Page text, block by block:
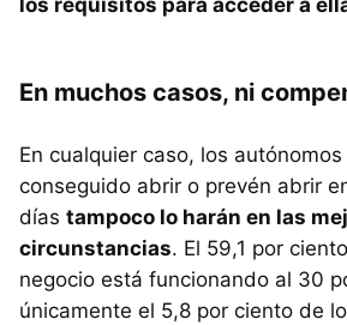
los requisitos para acceder a
En muchos casos, ni
En cualquier caso, los
conseguido abrir o prevén abrir
días tampoco lo harán en las
circunstancias. El 59,1 por
negocio está funcionando al 30
únicamente el 5,8 por ciento de